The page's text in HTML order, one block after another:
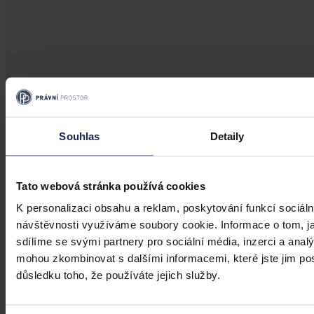
Souhlas Detaily
Tato webová stránka používá cookies
K personalizaci obsahu a reklam, poskytování funkcí
návštěvnosti využíváme soubory cookie. Informace o tom,
sdílíme se svými partnery pro sociální média, inzerci a
mohou zkombinovat s dalšími informacemi, které jste jim
důsledku toho, že používáte jejich služby.